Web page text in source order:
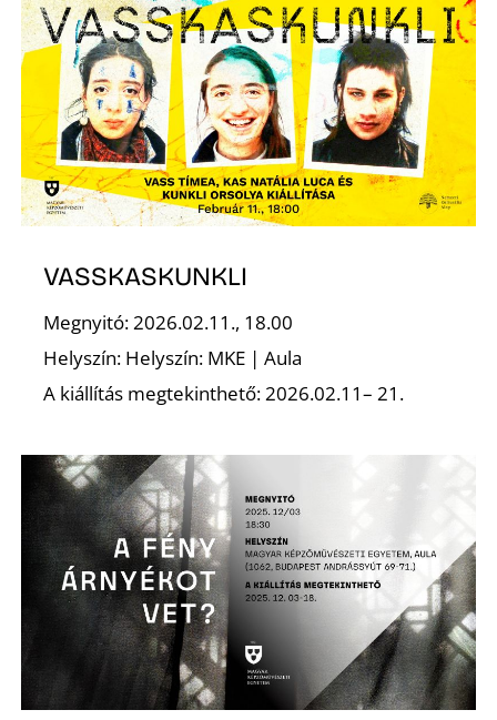
VASSKASKUNKLI
Megnyitó: 2026.02.11., 18.00
Helyszín: Helyszín: MKE | Aula
A kiállítás megtekinthető: 2026.02.11– 21.